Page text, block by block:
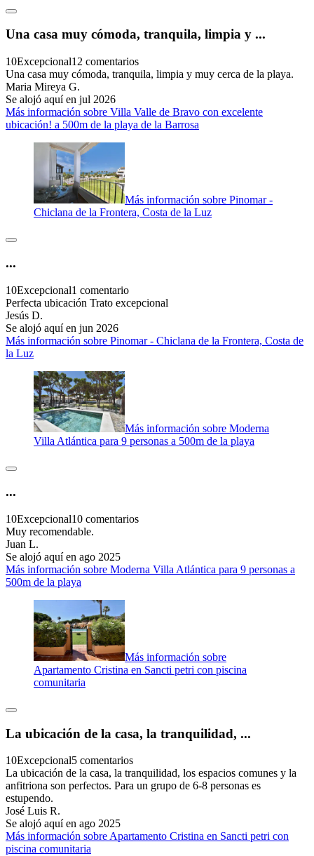
Una casa muy cómoda, tranquila, limpia y ...
10Excepcional12 comentarios
Una casa muy cómoda, tranquila, limpia y muy cerca de la playa.
Maria Mireya G.
Se alojó aquí en jul 2026
Más información sobre Villa Valle de Bravo con excelente
ubicación! a 500m de la playa de la Barrosa
Más información sobre Pinomar -
Chiclana de la Frontera, Costa de la Luz
...
10Excepcional1 comentario
Perfecta ubicación Trato excepcional
Jesús D.
Se alojó aquí en jun 2026
Más información sobre Pinomar - Chiclana de la Frontera, Costa de
la Luz
Más información sobre Moderna
Villa Atlántica para 9 personas a 500m de la playa
...
10Excepcional10 comentarios
Muy recomendable.
Juan L.
Se alojó aquí en ago 2025
Más información sobre Moderna Villa Atlántica para 9 personas a
500m de la playa
Más información sobre
Apartamento Cristina en Sancti petri con piscina
comunitaria
La ubicación de la casa, la tranquilidad, ...
10Excepcional5 comentarios
La ubicación de la casa, la tranquilidad, los espacios comunes y la
anfitriona son perfectos. Para un grupo de 6-8 personas es
estupendo.
José Luis R.
Se alojó aquí en ago 2025
Más información sobre Apartamento Cristina en Sancti petri con
piscina comunitaria